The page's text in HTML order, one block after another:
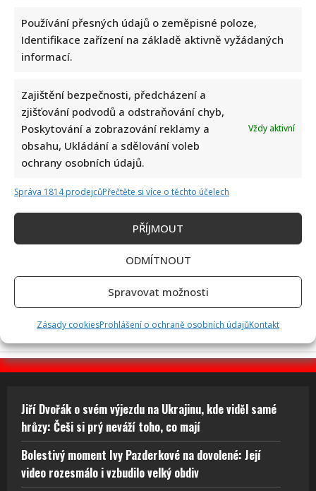
Používání přesných údajů o zeměpisné poloze,
Identifikace zařízení na základě aktivně vyžádaných
informací.
Zajištění bezpečnosti, předcházení a
zjišťování podvodů a odstraňování chyb,
Poskytování a zobrazování reklamy a
obsahu, Ukládání a sdělování voleb
ochrany osobních údajů.
Vždy aktivní
Správa 1814 prodejcůPřečtěte si více o těchto účelech
PŘÍJMOUT
ODMÍTNOUT
Spravovat možnosti
Zásady cookiesProhlášení o ochraně osobních údajůKontakt
Miloš Zeman se opět pustil do Petra Pavla: Jeho kritika
spustila divoké hádky mezi komentujícími
Retro kvíz o dovolené v době socialismu: Kdo získá 10 z 10
bodů, pamatuje si tehdejší cestování dokonale
Jiří Dvořák o svém výjezdu na Ukrajinu, kde viděl samé
hrůzy: Češi si prý neváží toho, co mají
Bolestivý moment Ivy Pazderkové na dovolené: Její
video rozesmálo i vzbudilo velký obdiv